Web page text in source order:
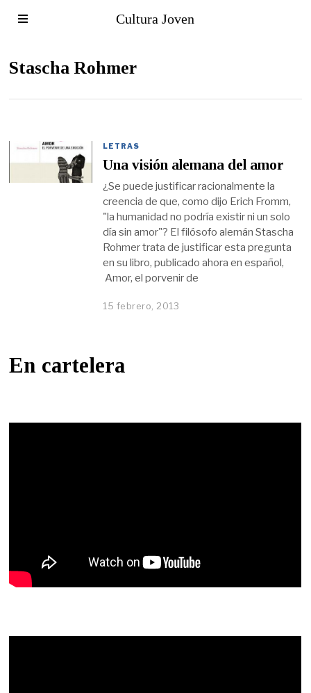
Cultura Joven
Stascha Rohmer
LETRAS
Una visión alemana del amor
¿Se puede justificar racionalmente la
creencia de que, como dijo Erich Fromm,
"la humanidad no podría existir ni un solo
día sin amor"? El filósofo alemán Stascha
Rohmer trata de justificar esta pregunta
en su libro, publicado ahora en español,
Amor, el porvenir de
15 febrero, 2013
En cartelera